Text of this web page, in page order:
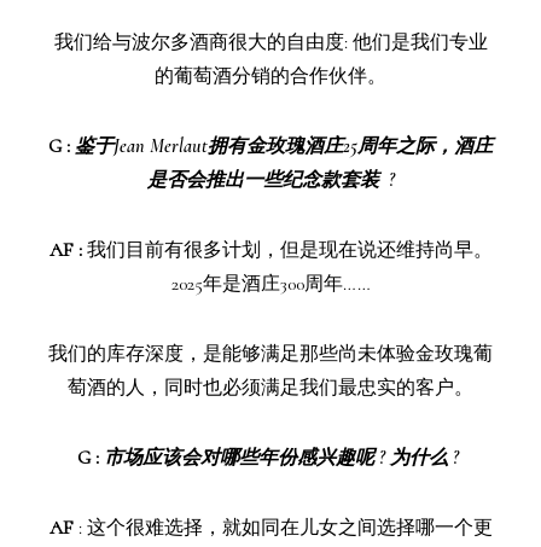
我们给与波尔多酒商很大的自由度: 他们是我们专业
的葡萄酒分销的合作伙伴。
G : 鉴于Jean Merlaut拥有金玫瑰酒庄25周年之际，酒庄
是否会推出一些纪念款套装 ?
AF : 我们目前有很多计划，但是现在说还维持尚早。
2025年是酒庄300周年……
我们的库存深度，是能够满足那些尚未体验金玫瑰葡
萄酒的人，同时也必须满足我们最忠实的客户。
G : 市场应该会对哪些年份感兴趣呢 ? 为什么 ?
AF :这个很难选择，就如同在儿女之间选择哪一个更